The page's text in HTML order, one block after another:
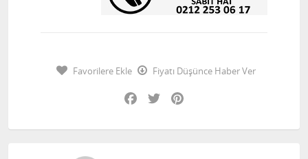
Favorilere Ekle
Fiyatı Düşünce Haber Ver
Facebook
Twitter